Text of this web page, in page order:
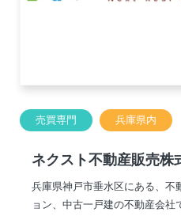
売買専門 兵庫県内
ネクスト不動産販売株
兵庫県神戸市垂水区にある、不
ョン、中古一戸建の不動産会社